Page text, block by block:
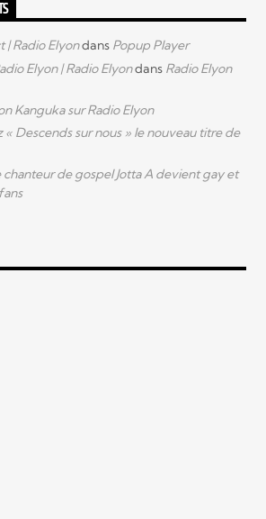
| Radio Elyondans Popup Player
Elyon | Radio Elyondans Radio Elyon
Kanguka sur Radio Elyon
« Descends sur nous » le nouveau titre de
chanteur de gospel Jotta A devient gay et